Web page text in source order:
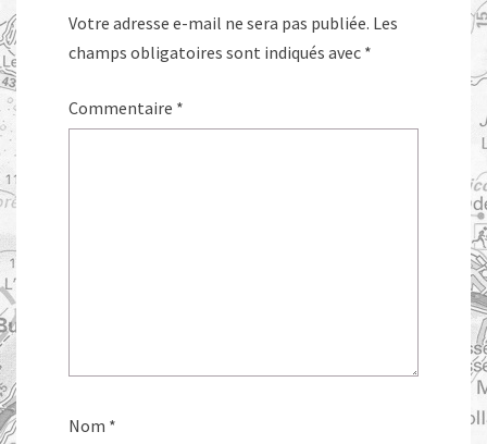
Votre adresse e-mail ne sera pas publiée. Les
champs obligatoires sont indiqués avec *
Commentaire *
Nom *